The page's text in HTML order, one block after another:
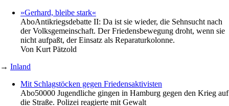
»Gerhard, bleibe stark«
AboAntikriegsdebatte II: Da ist sie wieder, die Sehnsucht nach
der Volksgemeinschaft. Der Friedensbewegung droht, wenn sie
nicht aufpaßt, der Einsatz als Reparaturkolonne.
Von Kurt Pätzold
→ Inland
Mit Schlagstöcken gegen Friedensaktivisten
Abo50000 Jugendliche gingen in Hamburg gegen den Krieg auf
die Straße. Polizei reagierte mit Gewalt